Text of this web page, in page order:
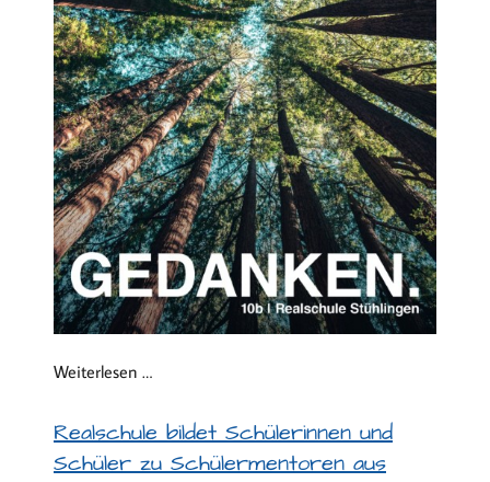
Weiterlesen …
Realschule bildet Schülerinnen und
Schüler zu Schülermentoren aus